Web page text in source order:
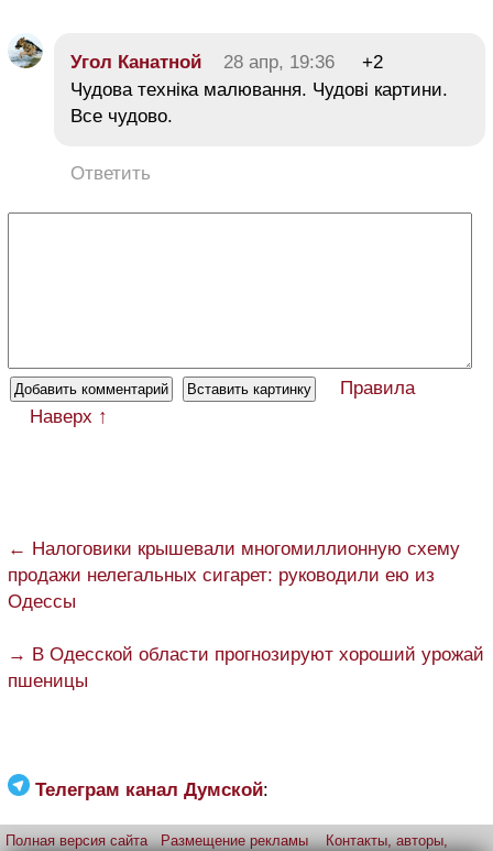
Угол Канатной 28 апр, 19:36
+2
Чудова техніка малювання. Чудові картини.
Все чудово.
Ответить
Правила
Наверх ↑
← Налоговики крышевали многомиллионную схему
продажи нелегальных сигарет: руководили ею из
Одессы
→ В Одесской области прогнозируют хороший урожай
пшеницы
Телеграм канал Думской:
Полная версия сайта Размещение рекламы Контакты, авторы,